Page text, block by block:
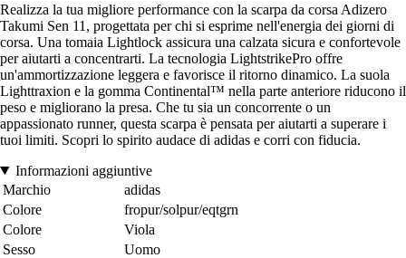
Realizza la tua migliore performance con la scarpa da corsa Adizero
Takumi Sen 11, progettata per chi si esprime nell'energia dei giorni di
corsa. Una tomaia Lightlock assicura una calzata sicura e confortevole
per aiutarti a concentrarti. La tecnologia LightstrikePro offre
un'ammortizzazione leggera e favorisce il ritorno dinamico. La suola
Lighttraxion e la gomma Continental™ nella parte anteriore riducono il
peso e migliorano la presa. Che tu sia un concorrente o un
appassionato runner, questa scarpa è pensata per aiutarti a superare i
tuoi limiti. Scopri lo spirito audace di adidas e corri con fiducia.
Informazioni aggiuntive
Marchio
adidas
Colore
fropur/solpur/eqtgrn
Colore
Viola
Sesso
Uomo